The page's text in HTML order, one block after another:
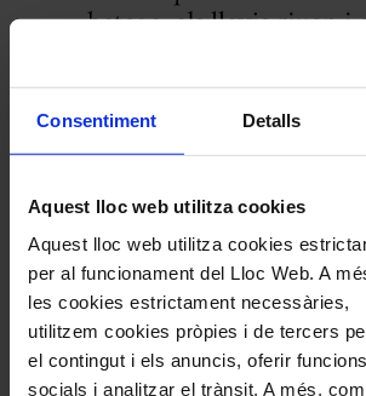
Consentiment Detalls
Aquest lloc web utilitza cookies
Aquest lloc web utilitza cookies
per al funcionament del Lloc Web. A
les cookies estrictament necessàries,
utilitzem cookies pròpies i de tercers
el contingut i els anuncis, oferir
socials i analitzar el trànsit. A més,
Compártelo en Twitter
Compártelo per Email
Compártelo per Whatsapp
Deixa un comentari
L'adreça electrònica no es publicarà. Els